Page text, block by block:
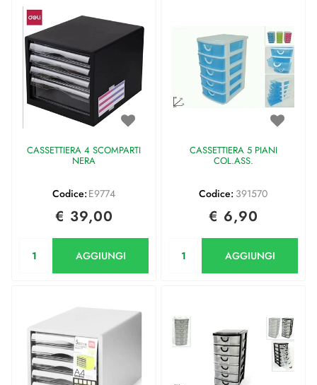
CASSETTIERA 4 SCOMPARTI
NERA
Codice: E9774
€ 39,00
AGGIUNGI
CASSETTIERA 5 PIANI
COL.ASS.
Codice: 391570
€ 6,90
AGGIUNGI